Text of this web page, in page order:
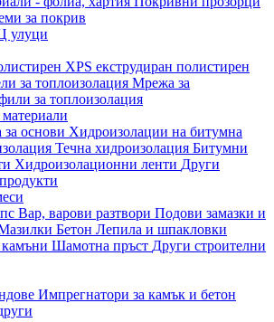
за покрив
улуци
XPS екструдиран полистирен
за топлоизолация Мрежа за
за топлоизолация
основи Хидроизолации на битумна
Течна хидроизолация Битумни
Хидроизолационни ленти Други
Вар, варови разтвори Подови замазки и
Бетон Лепила и шпакловки
Шамотна пръст Други строителни
Импрегнатори за камък и бетон